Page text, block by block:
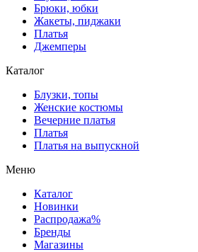
Брюки, юбки
Жакеты, пиджаки
Платья
Джемперы
Каталог
Блузки, топы
Женские костюмы
Вечерние платья
Платья
Платья на выпускной
Меню
Каталог
Новинки
Распродажа%
Бренды
Магазины